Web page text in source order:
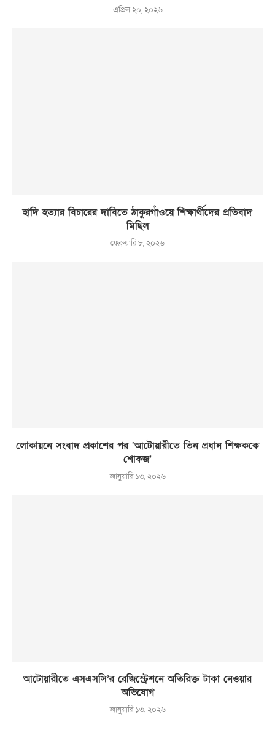
এপ্রিল ২০, ২০২৬
হাদি হত্যার বিচারের দাবিতে ঠাকুরগাঁওয়ে শিক্ষার্থীদের প্রতিবাদ
মিছিল
ফেব্রুয়ারি ৮, ২০২৬
লোকায়নে সংবাদ প্রকাশের পর ‘আটোয়ারীতে তিন প্রধান শিক্ষককে
শোকজ’
জানুয়ারি ১৩, ২০২৬
আটোয়ারীতে এসএসসি’র রেজিস্ট্রেশনে অতিরিক্ত টাকা নেওয়ার
অভিযোগ
জানুয়ারি ১৩, ২০২৬